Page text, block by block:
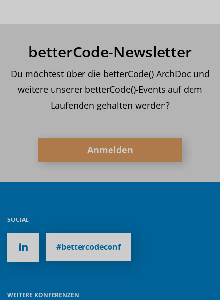
betterCode-Newsletter
Du möchtest über die betterCode() ArchDoc und
weitere unserer betterCode()-Events auf dem
Laufenden gehalten werden?
Anmelden
SOCIAL
#bettercodeconf
WEITERE KONFERENZEN